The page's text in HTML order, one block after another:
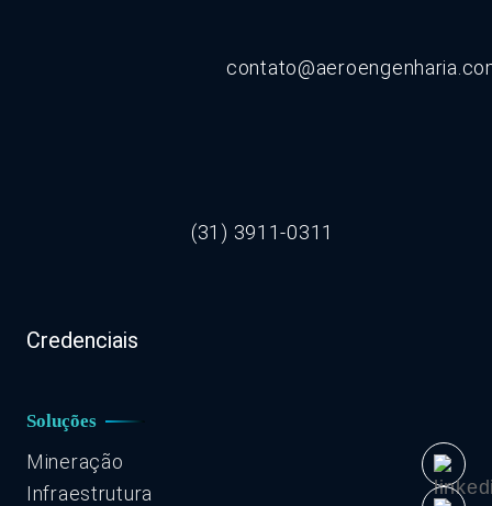
(31) 3911-0311
Credenciais
Soluções
Mineração
Infraestrutura